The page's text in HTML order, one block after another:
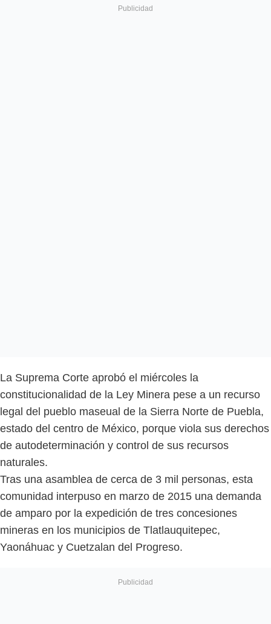
La Suprema Corte aprobó el miércoles la
constitucionalidad de la Ley Minera pese a un recurso
legal del pueblo maseual de la Sierra Norte de Puebla,
estado del centro de México, porque viola sus derechos
de autodeterminación y control de sus recursos
naturales.
Tras una asamblea de cerca de 3 mil personas, esta
comunidad interpuso en marzo de 2015 una demanda
de amparo por la expedición de tres concesiones
mineras en los municipios de Tlatlauquitepec,
Yaonáhuac y Cuetzalan del Progreso.